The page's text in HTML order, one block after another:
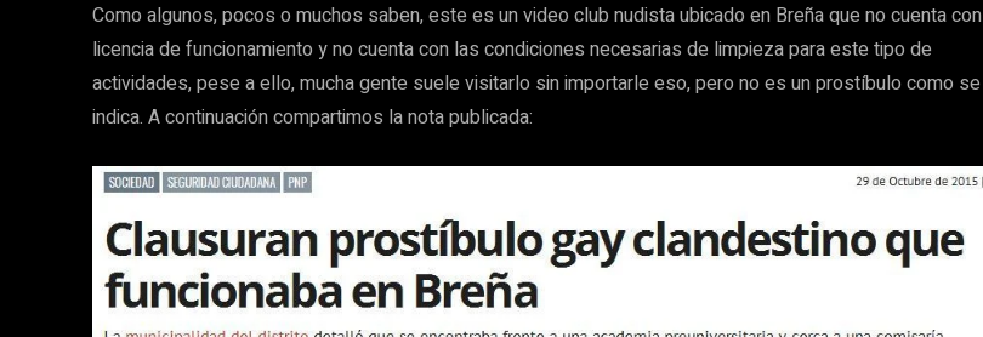
Como algunos, pocos o muchos saben, este es un video club nudista ubicado en Breña que no cuenta con
licencia de funcionamiento y no cuenta con las condiciones necesarias de limpieza para este tipo de
actividades, pese a ello, mucha gente suele visitarlo sin importarle eso, pero no es un prostíbulo como se
indica. A continuación compartimos la nota publicada: